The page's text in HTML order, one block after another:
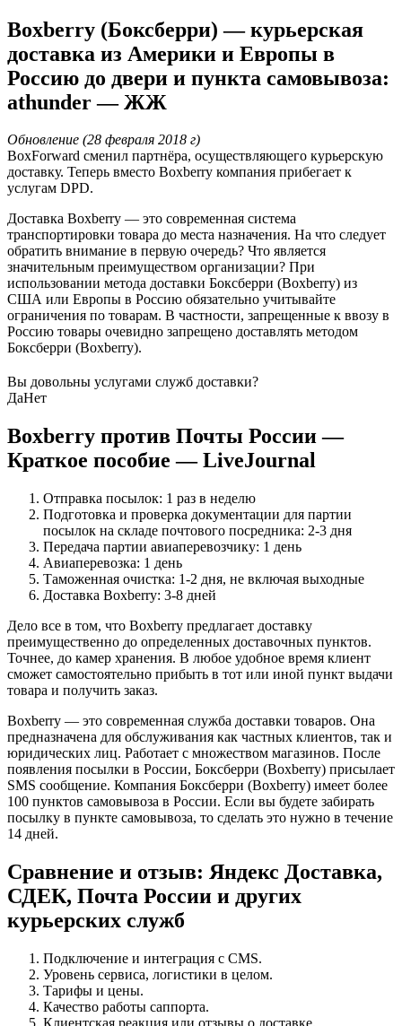
Boxberry (Боксберри) — курьерская
доставка из Америки и Европы в
Россию до двери и пункта самовывоза:
athunder — ЖЖ
Обновление (28 февраля 2018 г)
BoxForward сменил партнёра, осуществляющего курьерскую
доставку. Теперь вместо Boxberry компания прибегает к
услугам DPD.
Доставка Boxberry — это современная система
транспортировки товара до места назначения. На что следует
обратить внимание в первую очередь? Что является
значительным преимуществом организации? При
использовании метода доставки Боксберри (Boxberry) из
США или Европы в Россию обязательно учитывайте
ограничения по товарам. В частности, запрещенные к ввозу в
Россию товары очевидно запрещено доставлять методом
Боксберри (Boxberry).
Вы довольны услугами служб доставки?
ДаНет
Boxberry против Почты России —
Краткое пособие — LiveJournal
Отправка посылок: 1 раз в неделю
Подготовка и проверка документации для партии
посылок на складе почтового посредника: 2-3 дня
Передача партии авиаперевозчику: 1 день
Авиаперевозка: 1 день
Таможенная очистка: 1-2 дня, не включая выходные
Доставка Boxberry: 3-8 дней
Дело все в том, что Boxberry предлагает доставку
преимущественно до определенных доставочных пунктов.
Точнее, до камер хранения. В любое удобное время клиент
сможет самостоятельно прибыть в тот или иной пункт выдачи
товара и получить заказ.
Boxberry — это современная служба доставки товаров. Она
предназначена для обслуживания как частных клиентов, так и
юридических лиц. Работает с множеством магазинов. После
появления посылки в России, Боксберри (Boxberry) присылает
SMS сообщение. Компания Боксберри (Boxberry) имеет более
100 пунктов самовывоза в России. Если вы будете забирать
посылку в пункте самовывоза, то сделать это нужно в течение
14 дней.
Сравнение и отзыв: Яндекс Доставка,
СДЕК, Почта России и других
курьерских служб
Подключение и интеграция с CMS.
Уровень сервиса, логистики в целом.
Тарифы и цены.
Качество работы саппорта.